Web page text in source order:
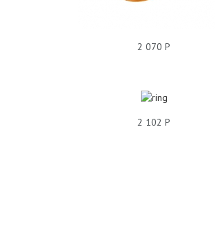
2 070 Р
2 102 Р